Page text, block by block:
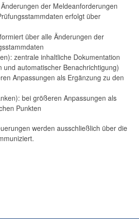
der Meldeanforderungen
erfolgt über
über alle Änderungen der
zentrale inhaltliche Dokumentation
und automatischer Benachrichtigung)
Anpassungen als Ergänzung zu den
bei größeren Anpassungen als
Punkten
werden ausschließlich über die